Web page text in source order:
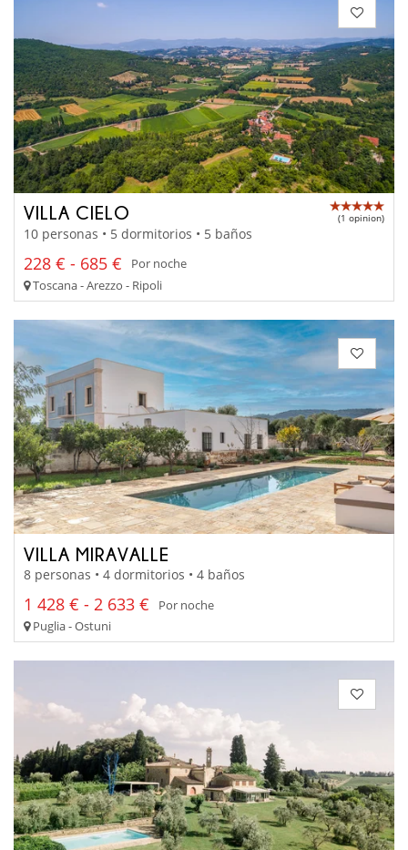
VILLA CIELO (1 opinion)
10 personas • 5 dormitorios • 5 baños
228 € - 685 €
Por noche
Toscana - Arezzo - Ripoli
VILLA MIRAVALLE
8 personas • 4 dormitorios • 4 baños
1 428 € - 2 633 €
Por noche
Puglia - Ostuni